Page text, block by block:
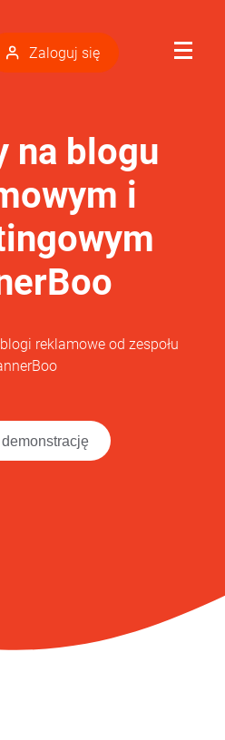
Zaloguj się
na blogu
i
reklamowe od zespołu